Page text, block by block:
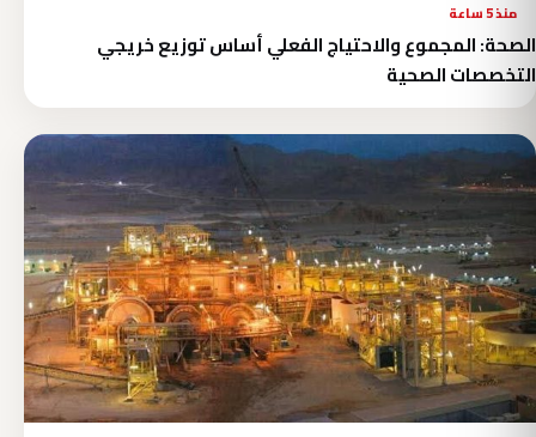
منذ 5 ساعة
الصحة: المجموع والاحتياج الفعلي أساس توزيع خريجي
التخصصات الصحية